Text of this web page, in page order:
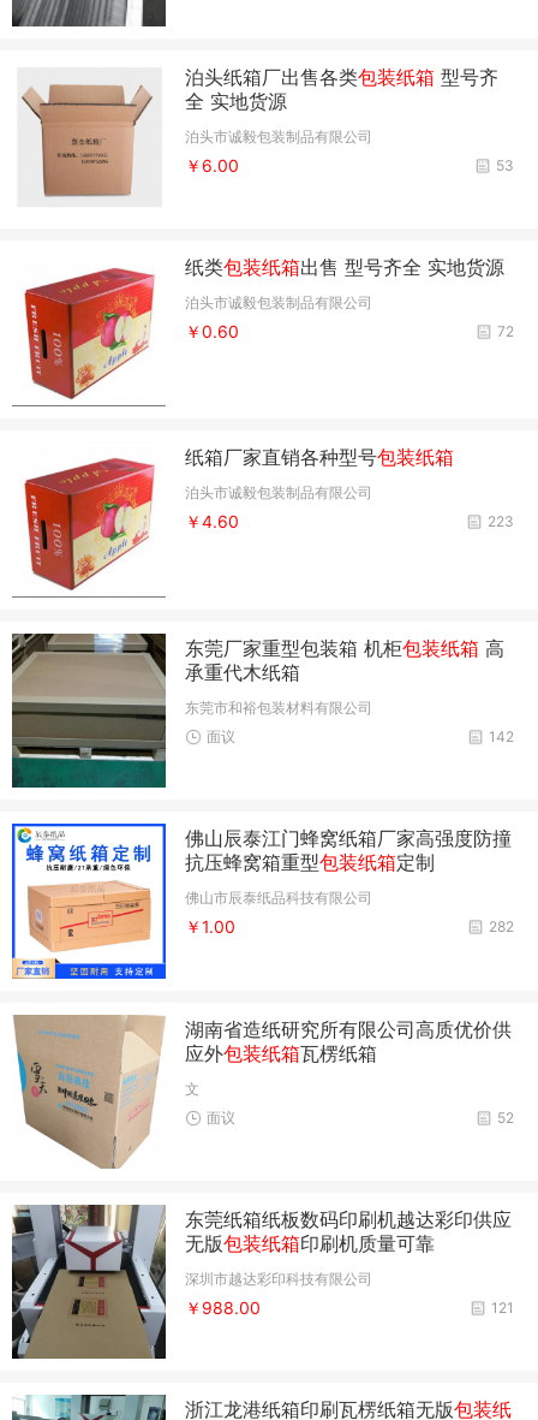
泊头纸箱厂出售各类包装纸箱 型号齐
全 实地货源
泊头市诚毅包装制品有限公司
53
￥6.00
纸类包装纸箱出售 型号齐全 实地货源
泊头市诚毅包装制品有限公司
72
￥0.60
纸箱厂家直销各种型号包装纸箱
泊头市诚毅包装制品有限公司
223
￥4.60
东莞厂家重型包装箱 机柜包装纸箱 高
承重代木纸箱
东莞市和裕包装材料有限公司
142
面议
佛山辰泰江门蜂窝纸箱厂家高强度防撞
抗压蜂窝箱重型包装纸箱定制
佛山市辰泰纸品科技有限公司
282
￥1.00
湖南省造纸研究所有限公司高质优价供
应外包装纸箱瓦楞纸箱
文
52
面议
东莞纸箱纸板数码印刷机越达彩印供应
无版包装纸箱印刷机质量可靠
深圳市越达彩印科技有限公司
121
￥988.00
浙江龙港纸箱印刷瓦楞纸箱无版包装纸